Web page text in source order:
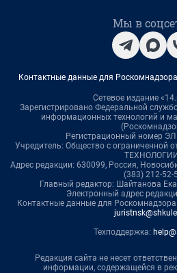
Мы в
Контактные данные для
Сетевое издание
Зарегистрировано Федеральной
информационных технологий и
Регистрационный номер
Учредитель: Общество с ограниченной
Адрес редакции: 630099, Россия,
(383) 212-52-
Главный редактор: Шайтанова
Электронный адрес
Контактные данные для
Техподдержка:
Редакция сайта не несет
информации, содержащейся в